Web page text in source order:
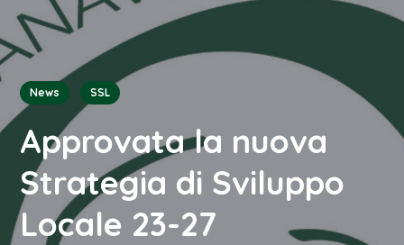
News SSL
Approvata la nuova
Strategia di Sviluppo
Locale 23-27